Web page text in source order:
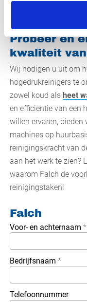
Probeer en
kwaliteit
Wij nodigen u uit om
hogedrukreinigers te
zowel koud als heet
en efficiëntie van een
willen ervaren,
machines op
reinigingskracht van
aan het werk te zien?
waarom Falch de
reinigingstaken!
Falch
Voor- en achternaam *
Bedrijfsnaam *
Telefoonnummer